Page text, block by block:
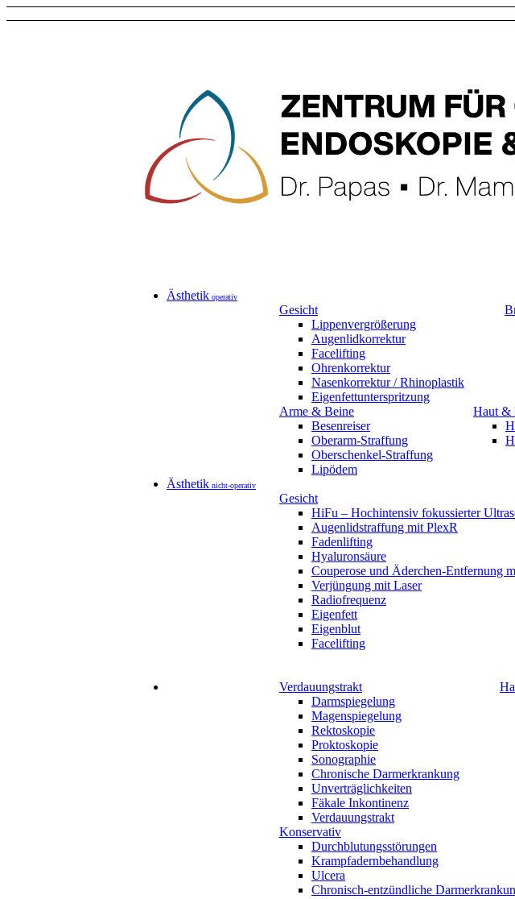
Ästhetik operativ
Gesicht
Lippenvergrößerung
Augenlidkorrektur
Facelifting
Ohrenkorrektur
Nasenkorrektur / Rhinoplastik
Eigenfettunterspritzung
Arme & Beine
Besenreiser
Oberarm-Straffung
Oberschenkel-Straffung
Lipödem
Haut &
Ästhetik nicht-operativ
Gesicht
HiFu – Hochintensiv fokussierter
Augenlidstraffung mit PlexR
Fadenlifting
Hyaluronsäure
Couperose und Äderchen-Entfernung
Verjüngung mit Laser
Radiofrequenz
Eigenfett
Eigenblut
Facelifting
Verdauungstrakt
Darmspiegelung
Magenspiegelung
Rektoskopie
Proktoskopie
Sonographie
Chronische Darmerkrankung
Unverträglichkeiten
Fäkale Inkontinenz
Verdauungstrakt
Konservativ
Durchblutungsstörungen
Krampfadernbehandlung
Ulcera
Chronisch-entzündliche